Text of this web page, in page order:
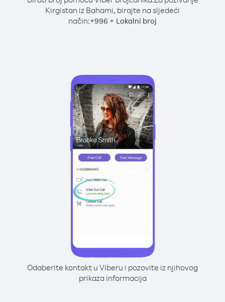
Kirgistan iz Bahami, birajte na sljedeći
način:+996 + Lokalni broj
Odaberite kontakt u Viberu i pozovite iz njihovog
prikaza informacija